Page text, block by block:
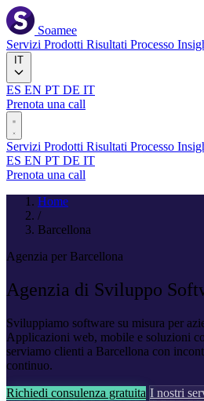
Soamee
Servizi Prodotti Risultati Processo
ES EN PT DE IT
Prenota una call
Servizi Prodotti Risultati Processo
ES EN PT DE IT
Prenota una call
Home
/
Barcellona
Agenzia per Barcellona
Agenzia di Sviluppo
Sviluppiamo software su misura per
Applicazioni web, mobile e soluzioni
serviamo clienti a Barcellona con
continuo.
Richiedi consulenza gratuita I nostri